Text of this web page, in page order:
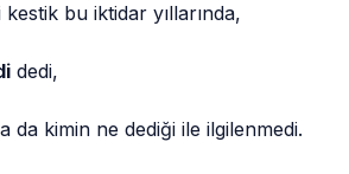
kestik bu iktidar yıllarında,
dedi,
da kimin ne dediği ile ilgilenmedi.